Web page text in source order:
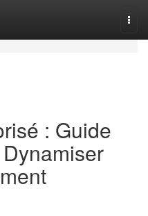
: Guide